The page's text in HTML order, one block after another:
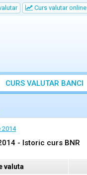
Curs valutar online
CURS VALUTAR BANCI
2014
- Istoric curs BNR
valuta